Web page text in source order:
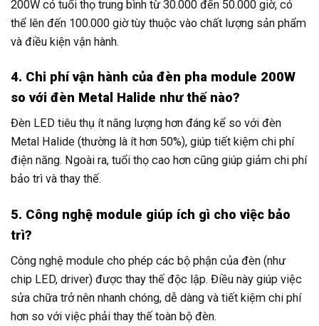
200W có tuổi thọ trung bình từ 30.000 đến 50.000 giờ, có
thể lên đến 100.000 giờ tùy thuộc vào chất lượng sản phẩm
và điều kiện vận hành.
4. Chi phí vận hành của đèn pha module 200W
so với đèn Metal Halide như thế nào?
Đèn LED tiêu thụ ít năng lượng hơn đáng kể so với đèn
Metal Halide (thường là ít hơn 50%), giúp tiết kiệm chi phí
điện năng. Ngoài ra, tuổi thọ cao hơn cũng giúp giảm chi phí
bảo trì và thay thế.
5. Công nghệ module giúp ích gì cho việc bảo
trì?
Công nghệ module cho phép các bộ phận của đèn (như
chip LED, driver) được thay thế độc lập. Điều này giúp việc
sửa chữa trở nên nhanh chóng, dễ dàng và tiết kiệm chi phí
hơn so với việc phải thay thế toàn bộ đèn.